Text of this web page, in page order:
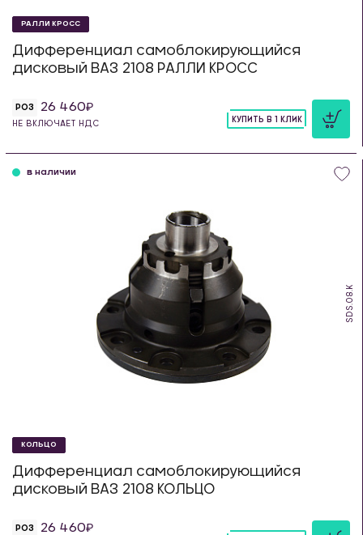
РАЛЛИ КРОСС
Дифференциал самоблокирующийся
дисковый ВАЗ 2108 РАЛЛИ КРОСС
РОЗ 26 460
НЕ ВКЛЮЧАЕТ НДС
КУПИТЬ В 1 КЛИК
SDS.08.K
в наличии
КОЛЬЦО
Дифференциал самоблокирующийся
дисковый ВАЗ 2108 КОЛЬЦО
РОЗ 26 460